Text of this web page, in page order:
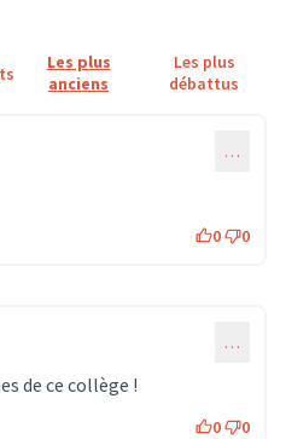
Les plus
anciens
Les plus
débattus
…
0 0
…
de ce collège !
0 0